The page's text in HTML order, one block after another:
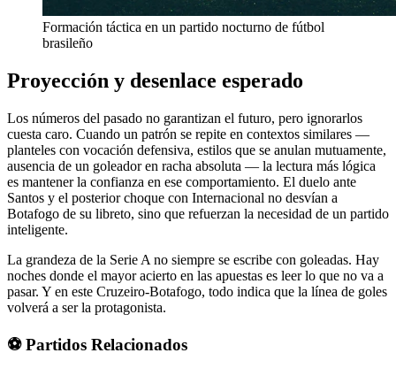
Formación táctica en un partido nocturno de fútbol
brasileño
Proyección y desenlace esperado
Los números del pasado no garantizan el futuro, pero ignorarlos
cuesta caro. Cuando un patrón se repite en contextos similares —
planteles con vocación defensiva, estilos que se anulan mutuamente,
ausencia de un goleador en racha absoluta — la lectura más lógica
es mantener la confianza en ese comportamiento. El duelo ante
Santos y el posterior choque con Internacional no desvían a
Botafogo de su libreto, sino que refuerzan la necesidad de un partido
inteligente.
La grandeza de la Serie A no siempre se escribe con goleadas. Hay
noches donde el mayor acierto en las apuestas es leer lo que no va a
pasar. Y en este Cruzeiro-Botafogo, todo indica que la línea de goles
volverá a ser la protagonista.
⚽ Partidos Relacionados